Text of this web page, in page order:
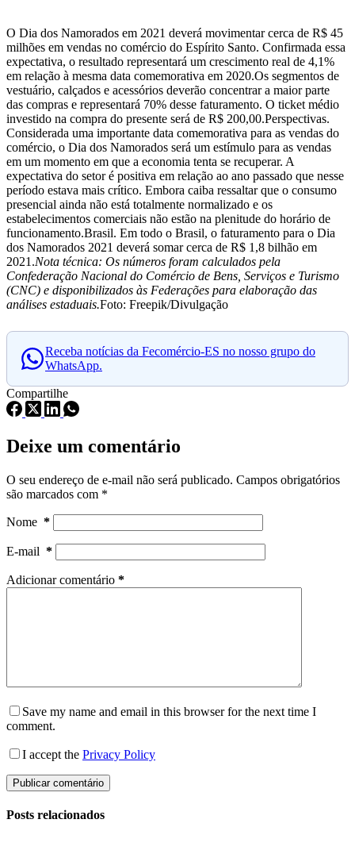
O Dia dos Namorados em 2021 deverá movimentar cerca de R$ 45
milhões em vendas no comércio do Espírito Santo. Confirmada essa
expectativa, o resultado representará um crescimento real de 4,1%
em relação à mesma data comemorativa em 2020.Os segmentos de
vestuário, calçados e acessórios deverão concentrar a maior parte
das compras e representará 70% desse faturamento. O ticket médio
investido na compra do presente será de R$ 200,00.Perspectivas.
Considerada uma importante data comemorativa para as vendas do
comércio, o Dia dos Namorados será um estímulo para as vendas
em um momento em que a economia tenta se recuperar. A
expectativa do setor é positiva em relação ao ano passado que nesse
período estava mais crítico. Embora caiba ressaltar que o consumo
presencial ainda não está totalmente normalizado e os
estabelecimentos comerciais não estão na plenitude do horário de
funcionamento.Brasil. Em todo o Brasil, o faturamento para o Dia
dos Namorados 2021 deverá somar cerca de R$ 1,8 bilhão em
2021.Nota técnica: Os números foram calculados pela
Confederação Nacional do Comércio de Bens, Serviços e Turismo
(CNC) e disponibilizados às Federações para elaboração das
análises estaduais.Foto: Freepik/Divulgação
Receba notícias da Fecomércio-ES no nosso grupo do
WhatsApp.
Compartilhe
Deixe um comentário
O seu endereço de e-mail não será publicado. Campos obrigatórios
são marcados com *
Nome *
E-mail *
Adicionar comentário *
Save my name and email in this browser for the next time I
comment.
I accept the Privacy Policy
Publicar comentário
Posts relacionados